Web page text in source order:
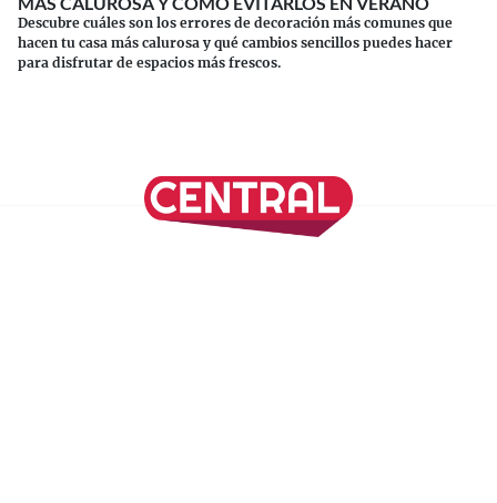
Descubre cuáles son los errores de decoración más comunes que
hacen tu casa más calurosa y qué cambios sencillos puedes hacer
para disfrutar de espacios más frescos.